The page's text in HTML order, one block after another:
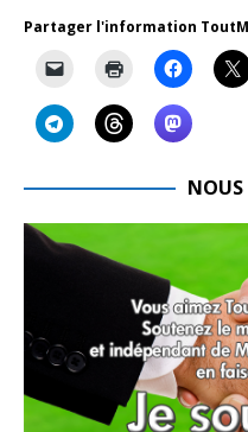
Partager l'information
NOUS